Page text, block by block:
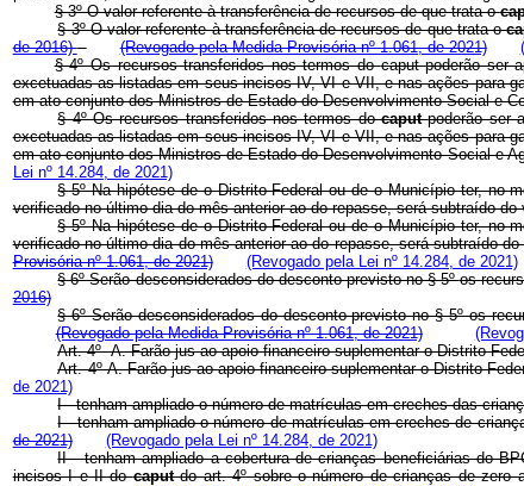
§ 3º O valor referente à transferência de recursos de que trata o
§ 3º O valor referente à transferência de recursos de que trata o
de 2016)
(Revogado pela Medida Provisória nº 1.061, de 2021)
§ 4º Os recursos transferidos nos termos docaputpoderão ser
excetuadas as listadas em seus incisos IV, VI e VII, e nas ações para
em ato conjunto dos Ministros de Estado do Desenvolvimento Social e
§ 4º Os recursos transferidos nos termos docaputpoderão ser
excetuadas as listadas em seus incisos IV, VI e VII, e nas ações para
em ato conjunto dos Ministros de Estado do Desenvolvimento
Lei nº 14.284, de 2021)
§ 5º Na hipótese de o Distrito Federal ou de o Município ter, no
verificado no último dia do mês anterior ao do repasse, será
§ 5º Na hipótese de o Distrito Federal ou de o Município ter, no
verificado no último dia do mês anterior ao do repasse, será
Provisória nº 1.061, de 2021)
(Revogado pela Lei nº 14.284, de 2021)
§ 6º Serão desconsiderados do desconto previsto no § 5ºos
2016)
§ 6º Serão desconsiderados do desconto previsto no § 5º os
(Revogado pela Medida Provisória nº 1.061, de 2021)
Art. 4º -A. Farão jus ao apoio financeiro suplementar o Distrito
Art. 4º-A. Farão jus ao apoio financeiro suplementar o Distrito
de 2021)
I - tenham ampliado o número de matrículas em creches das
I - tenham ampliado o número de matrículas em creches de
de 2021)
(Revogado pela Lei nº 14.284, de 2021)
II - tenham ampliado a cobertura de crianças beneficiárias do
incisos I e II docaputdo art. 4º sobre o número de crianças de zero